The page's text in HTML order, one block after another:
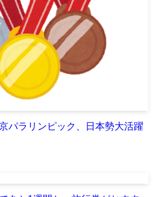
パラリンピック、日本勢大活躍